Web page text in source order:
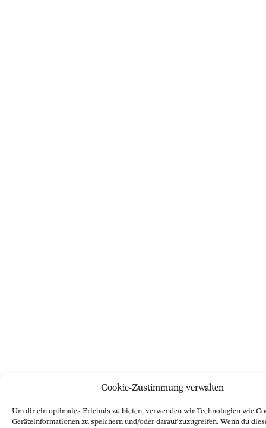
Cookie-Zustimmung verwalten
Um dir ein optimales Erlebnis zu bieten, verwenden wir Technologien wie
Geräteinformationen zu speichern und/oder darauf zuzugreifen. Wenn du